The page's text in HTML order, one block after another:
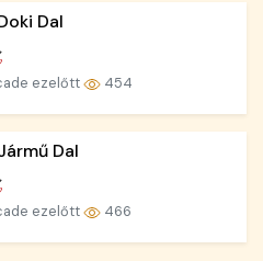
Dal
ezelőtt 454
Dal
ezelőtt 466